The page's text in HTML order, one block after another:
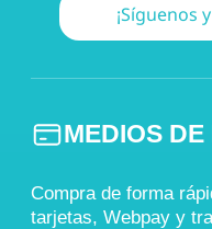
¡Síguenos
MEDIOS DE
Compra de forma
tarjetas, Webpay y